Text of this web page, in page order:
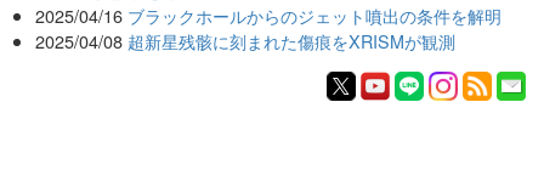
2025/04/16 ブラックホールからのジェット噴出の条件を解明
2025/04/08 超新星残骸に刻まれた傷痕をXRISMが観測